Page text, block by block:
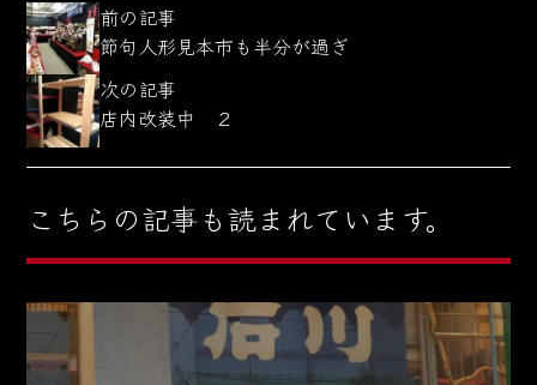
前の記事
節句人形見本市も半分が過ぎ
次の記事
店内改装中 ２
こちらの記事も読まれています。